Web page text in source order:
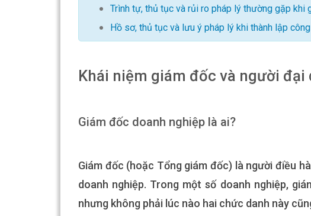
Trình tự, thủ tục và rủi ro pháp lý thường gặp khi
Hồ sơ, thủ tục và lưu ý pháp lý khi thành lập
Khái niệm giám đốc và người
Giám đốc doanh nghiệp là ai?
Giám đốc (hoặc Tổng giám đốc) là người điều
doanh nghiệp. Trong một số doanh nghiệp,
nhưng không phải lúc nào hai chức danh này